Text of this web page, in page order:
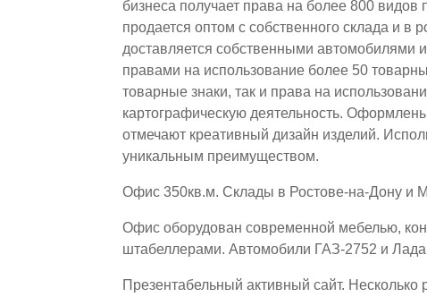
бизнеса получает права на более 800 видов
продается оптом с собственного склада и в
доставляется собственными автомобилями
правами на использование более 50
товарные знаки, так и права на
картографическую деятельность.
отмечают креативный дизайн изделий.
уникальным преимуществом.
Офис 350кв.м. Склады в Ростове-на-Дону и
Офис оборудован современной мебелью,
штабеллерами. Автомобили ГАЗ-2752 и
Презентабельный активный сайт. Несколько